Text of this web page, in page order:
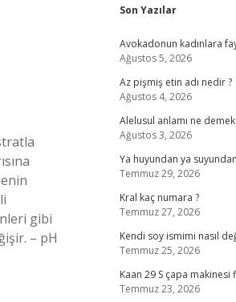
gibi
– pH
Sidebar
Son Yazılar
Avokadonun kadınlara
Ağustos 5, 2026
Az pişmiş etin adı nedir ?
Ağustos 4, 2026
Alelusul anlamı ne demek
Ağustos 3, 2026
Ya huyundan ya
Temmuz 29, 2026
Kral kaç numara ?
Temmuz 27, 2026
Kendi soy ismimi nasıl
Temmuz 25, 2026
Kaan 29 S çapa makinesi
Temmuz 23, 2026